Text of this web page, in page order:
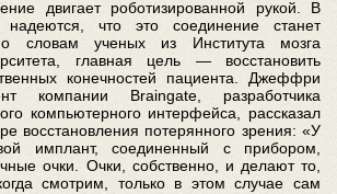
двигает роботизированной рукой. В
что это соединение станет
словам ученых из Института мозга
главная цель — восстановить
конечностей пациента. Джеффри
компании Braingate, разработчика
компьютерного интерфейса, рассказал
восстановления потерянного зрения: «У
имплант, соединенный с прибором,
очки. Очки, собственно, и делают то,
смотрим, только в этом случае сам